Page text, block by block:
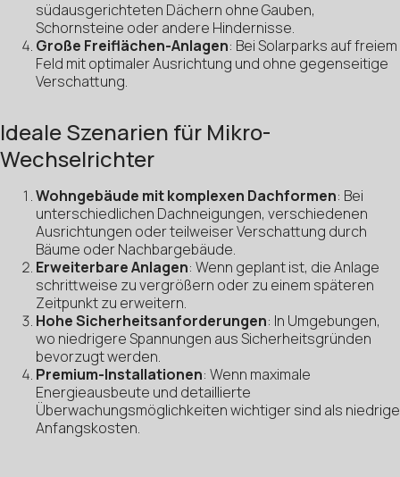
südausgerichteten Dächern ohne Gauben,
Schornsteine oder andere Hindernisse.
Große Freiflächen-Anlagen: Bei Solarparks auf freiem
Feld mit optimaler Ausrichtung und ohne gegenseitige
Verschattung.
Ideale Szenarien für Mikro-
Wechselrichter
Wohngebäude mit komplexen Dachformen: Bei
unterschiedlichen Dachneigungen, verschiedenen
Ausrichtungen oder teilweiser Verschattung durch
Bäume oder Nachbargebäude.
Erweiterbare Anlagen: Wenn geplant ist, die Anlage
schrittweise zu vergrößern oder zu einem späteren
Zeitpunkt zu erweitern.
Hohe Sicherheitsanforderungen: In Umgebungen,
wo niedrigere Spannungen aus Sicherheitsgründen
bevorzugt werden.
Premium-Installationen: Wenn maximale
Energieausbeute und detaillierte
Überwachungsmöglichkeiten wichtiger sind als niedrige
Anfangskosten.